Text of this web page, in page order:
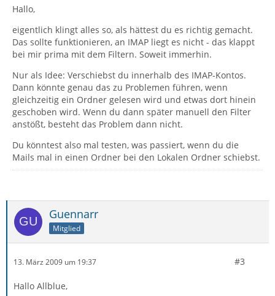
Hallo,
eigentlich klingt alles so, als hättest du es richtig gemacht.
Das sollte funktionieren, an IMAP liegt es nicht - das klappt
bei mir prima mit dem Filtern. Soweit immerhin.
Nur als Idee: Verschiebst du innerhalb des IMAP-Kontos.
Dann könnte genau das zu Problemen führen, wenn
gleichzeitig ein Ordner gelesen wird und etwas dort hinein
geschoben wird. Wenn du dann später manuell den Filter
anstößt, besteht das Problem dann nicht.
Du könntest also mal testen, was passiert, wenn du die
Mails mal in einen Ordner bei den Lokalen Ordner schiebst.
Guennarr
Mitglied
13. März 2009 um 19:37 #3
Hallo Allblue,